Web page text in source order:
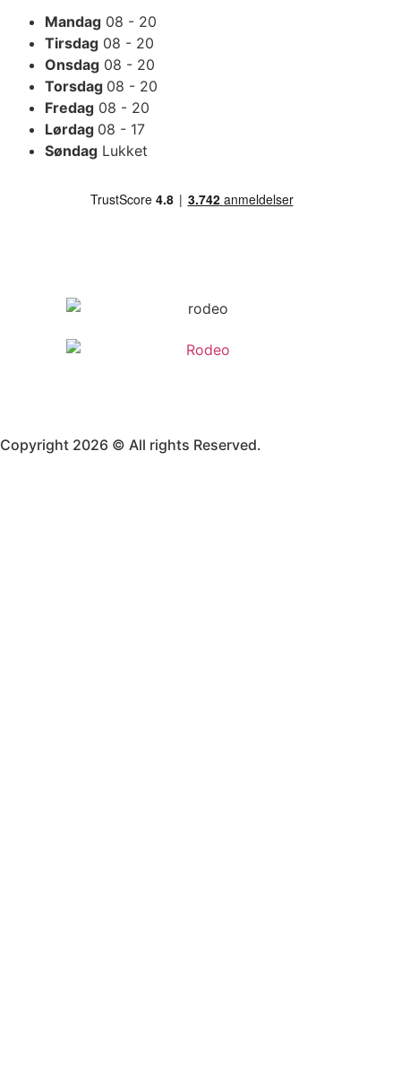
Mandag 08 - 20
Tirsdag 08 - 20
Onsdag 08 - 20
Torsdag 08 - 20
Fredag 08 - 20
Lørdag 08 - 17
Søndag Lukket
Copyright 2026 © All rights Reserved.